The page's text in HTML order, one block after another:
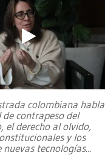
colombiana habla
de contrapeso del
el derecho al olvido,
y los
nuevas tecnologías...